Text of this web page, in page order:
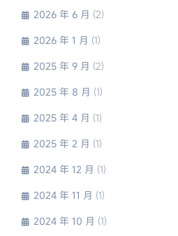
2026 年 6 月 (2)
2026 年 1 月 (1)
2025 年 9 月 (2)
2025 年 8 月 (1)
2025 年 4 月 (1)
2025 年 2 月 (1)
2024 年 12 月 (1)
2024 年 11 月 (1)
2024 年 10 月 (1)